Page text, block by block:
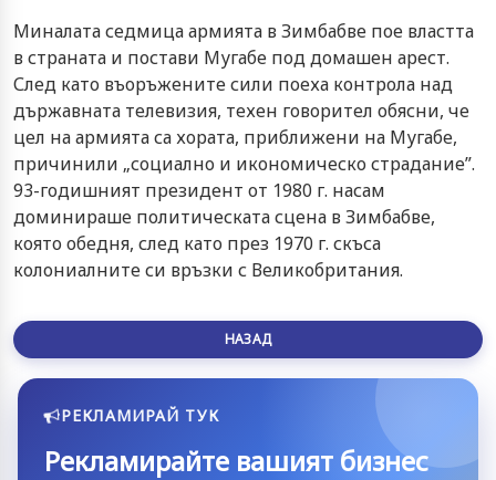
Миналата седмица армията в Зимбабве пое властта
в страната и постави Мугабе под домашен арест.
След като въоръжените сили поеха контрола над
държавната телевизия, техен говорител обясни, че
цел на армията са хората, приближени на Мугабе,
причинили „социално и икономическо страдание”.
93-годишният президент от 1980 г. насам
доминираше политическата сцена в Зимбабве,
която обедня, след като през 1970 г. скъса
колониалните си връзки с Великобритания.
НАЗАД
РЕКЛАМИРАЙ ТУК
Рекламирайте вашият бизнес